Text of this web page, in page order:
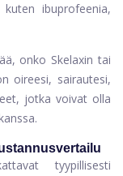
kuten ibuprofeenia,
onko Skelaxin tai
oireesi, sairautesi,
jotka voivat olla
tyypillisesti